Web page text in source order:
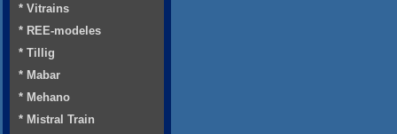
* Vitrains
* REE-modeles
* Tillig
* Mabar
* Mehano
* Mistral Train